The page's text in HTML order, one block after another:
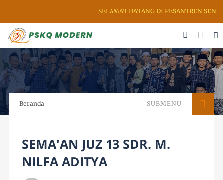
SELAMAT DATANG DI PESANTREN SENI
Beranda SUBMENU
SEMA'AN JUZ 13 SDR. M.
NILFA ADITYA